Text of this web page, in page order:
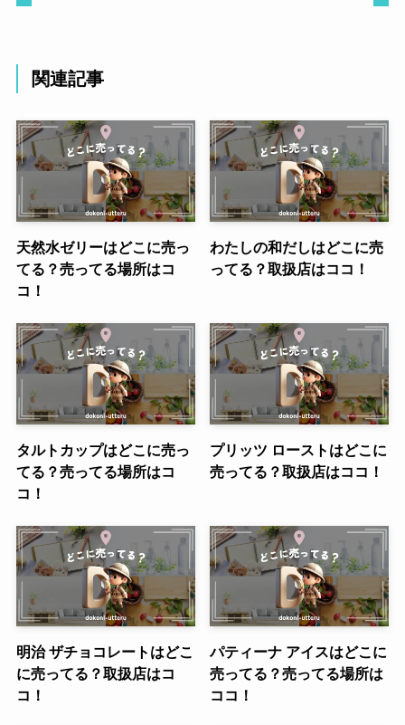
関連記事
天然水ゼリーはどこに売っ
てる？売ってる場所はコ
コ！
わたしの和だしはどこに売
ってる？取扱店はココ！
タルトカップはどこに売っ
てる？売ってる場所はコ
コ！
プリッツ ローストはどこに
売ってる？取扱店はココ！
明治 ザチョコレートはどこ
に売ってる？取扱店はコ
コ！
パティーナ アイスはどこに
売ってる？売ってる場所は
ココ！